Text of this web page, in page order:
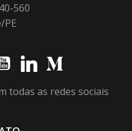
560
PE
todas as redes sociais